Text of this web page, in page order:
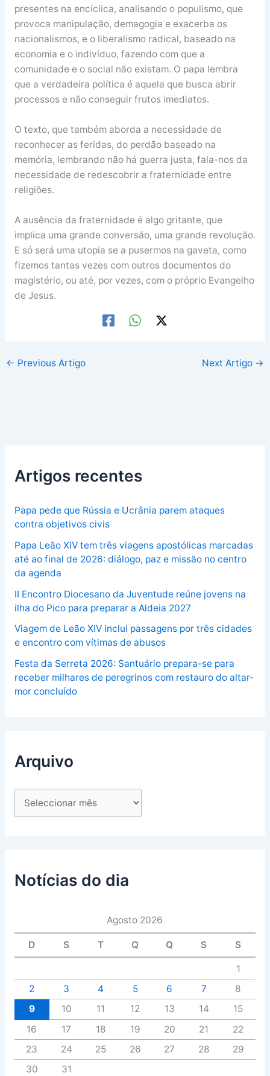
presentes na encíclica, analisando o populismo, que
provoca manipulação, demagogia e exacerba os
nacionalismos, e o liberalismo radical, baseado na
economia e o indivíduo, fazendo com que a
comunidade e o social não existam. O papa lembra
que a verdadeira política é aquela que busca abrir
processos e não conseguir frutos imediatos.
O texto, que também aborda a necessidade de
reconhecer as feridas, do perdão baseado na
memória, lembrando não há guerra justa, fala-nos da
necessidade de redescobrir a fraternidade entre
religiões.
A ausência da fraternidade é algo gritante, que
implica uma grande conversão, uma grande revolução.
E só será uma utopia se a pusermos na gaveta, como
fizemos tantas vezes com outros documentos do
magistério, ou até, por vezes, com o próprio Evangelho
de Jesus.
← Previous Artigo Next Artigo →
Artigos recentes
Papa pede que Rússia e Ucrânia parem ataques
contra objetivos civis
Papa Leão XIV tem três viagens apostólicas marcadas
até ao final de 2026: diálogo, paz e missão no centro
da agenda
II Encontro Diocesano da Juventude reúne jovens na
ilha do Pico para preparar a Aldeia 2027
Viagem de Leão XIV inclui passagens por três cidades
e encontro com vítimas de abusos
Festa da Serreta 2026: Santuário prepara-se para
receber milhares de peregrinos com restauro do altar-
mor concluído
Arquivo
Notícias do dia
Agosto 2026
D S T Q Q S S
1
2
3 4 5 6 7
8
9
10 11 12 13 14
15
16
17 18 19 20 21
22
23
24 25 26 27 28
29
30
31